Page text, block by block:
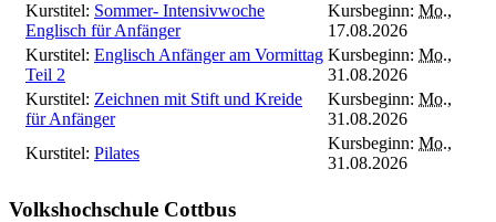
Kurstitel: Sommer- Intensivwoche
Englisch für Anfänger
Kursbeginn: Mo.,
17.08.2026
Kurstitel: Englisch Anfänger am Vormittag
Teil 2
Kursbeginn: Mo.,
31.08.2026
Kurstitel: Zeichnen mit Stift und Kreide
für Anfänger
Kursbeginn: Mo.,
31.08.2026
Kurstitel: Pilates
Kursbeginn: Mo.,
31.08.2026
Volkshochschule Cottbus